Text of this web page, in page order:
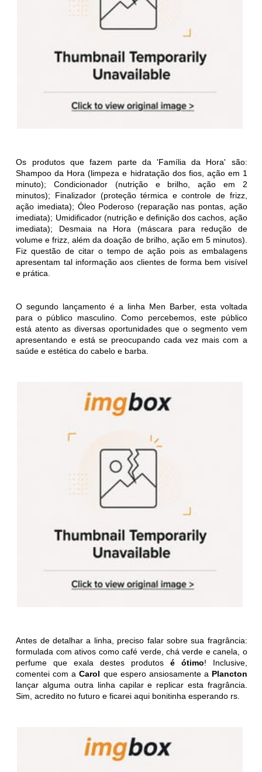
Os produtos que fazem parte da 'Família da Hora' são:
Shampoo da Hora (limpeza e hidratação dos fios, ação em 1
minuto); Condicionador (nutrição e brilho, ação em 2
minutos); Finalizador (proteção térmica e controle de frizz,
ação imediata); Óleo Poderoso (reparação nas pontas, ação
imediata); Umidificador (nutrição e definição dos cachos, ação
imediata); Desmaia na Hora (máscara para redução de
volume e frizz, além da doação de brilho, ação em 5 minutos).
Fiz questão de citar o tempo de ação pois as embalagens
apresentam tal informação aos clientes de forma bem visível
e prática.
O segundo lançamento é a linha Men Barber, esta voltada
para o público masculino. Como percebemos, este público
está atento as diversas oportunidades que o segmento vem
apresentando e está se preocupando cada vez mais com a
saúde e estética do cabelo e barba.
Antes de detalhar a linha, preciso falar sobre sua fragrância:
formulada com ativos como café verde, chá verde e canela, o
perfume que exala destes produtos é ótimo! Inclusive,
comentei com aCarol que espero ansiosamente a Plancton
lançar alguma outra linha capilar e replicar esta fragrância.
Sim, acredito no futuro e ficarei aqui bonitinha esperando rs.